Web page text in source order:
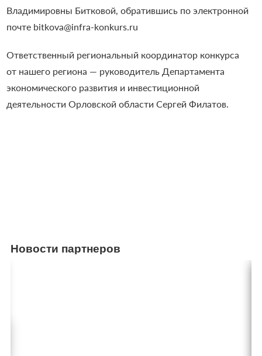
Владимировны Битковой, обратившись по электронной
почте bitkova@infra-konkurs.ru
Ответственный региональный координатор конкурса
от нашего региона — руководитель Департамента
экономического развития и инвестиционной
деятельности Орловской области Сергей Филатов.
Новости партнеров